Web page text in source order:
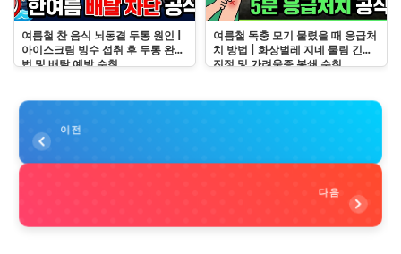
여름철 찬 음식 뇌동결 두통 원인 |
아이스크림 빙수 섭취 후 두통 완화
법 및 배탈 예방 수칙
여름철 독충 모기 물렸을 때 응급처
치 방법 | 화상벌레 지네 물림 긴급
진정 및 가려움증 봉쇄 수칙
이전
다음